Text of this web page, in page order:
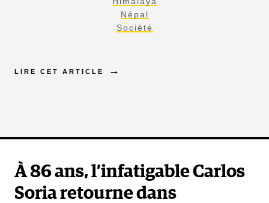
Népal
Société
LIRE CET ARTICLE
À 86 ans, l’infatigable Carlos
Soria retourne dans